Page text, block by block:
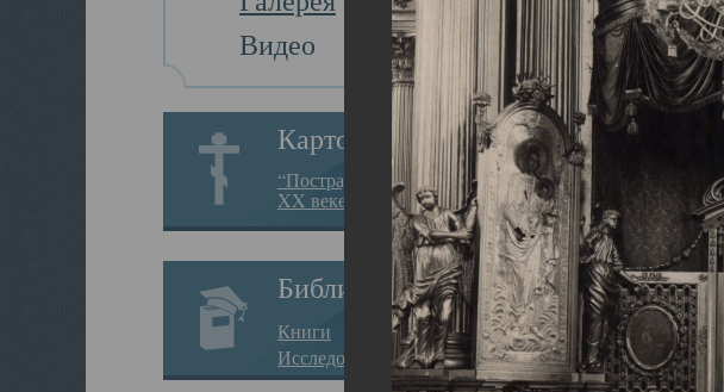
Видео
Картотека
“Пострадавшие за веру в
XX веке на Севере”
Библиотека
Книги
Исследования
Свято-
Свято-Троицкий
23.12.2015
Сегодня мы можем
пострадал от
выдающихся
вызванная борьбой
разрушение
собора Архангельска.
Возникнув в
двухэтажный